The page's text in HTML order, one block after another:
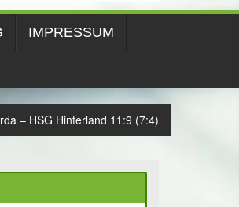
IMPRESSUM
– HSG Hinterland 11:9 (7:4)